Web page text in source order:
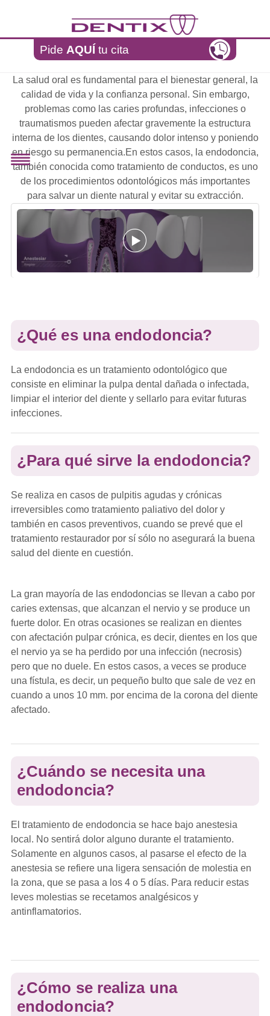
Pide AQUÍ tu cita
La salud oral es fundamental para el bienestar general, la
calidad de vida y la confianza personal. Sin embargo,
problemas como las caries profundas, infecciones o
traumatismos pueden afectar gravemente la estructura
interna de los dientes, causando dolor intenso y poniendo
en riesgo su permanencia.En estos casos, la endodoncia,
también conocida como tratamiento de conductos, es uno
de los procedimientos odontológicos más importantes
para salvar un diente natural y evitar su extracción.
¿Qué es una endodoncia?
La endodoncia es un tratamiento odontológico que
consiste en eliminar la pulpa dental dañada o infectada,
limpiar el interior del diente y sellarlo para evitar futuras
infecciones.
¿Para qué sirve la endodoncia?
Se realiza en casos de pulpitis agudas y crónicas
irreversibles como tratamiento paliativo del dolor y
también en casos preventivos, cuando se prevé que el
tratamiento restaurador por sí sólo no asegurará la buena
salud del diente en cuestión.
La gran mayoría de las endodoncias se llevan a cabo por
caries extensas, que alcanzan el nervio y se produce un
fuerte dolor. En otras ocasiones se realizan en dientes
con afectación pulpar crónica, es decir, dientes en los que
el nervio ya se ha perdido por una infección (necrosis)
pero que no duele. En estos casos, a veces se produce
una fístula, es decir, un pequeño bulto que sale de vez en
cuando a unos 10 mm. por encima de la corona del diente
afectado.
¿Cuándo se necesita una
endodoncia?
El tratamiento de endodoncia se hace bajo anestesia
local. No sentirá dolor alguno durante el tratamiento.
Solamente en algunos casos, al pasarse el efecto de la
anestesia se refiere una ligera sensación de molestia en
la zona, que se pasa a los 4 o 5 días. Para reducir estas
leves molestias se recetamos analgésicos y
antinflamatorios.
¿Cómo se realiza una
endodoncia?